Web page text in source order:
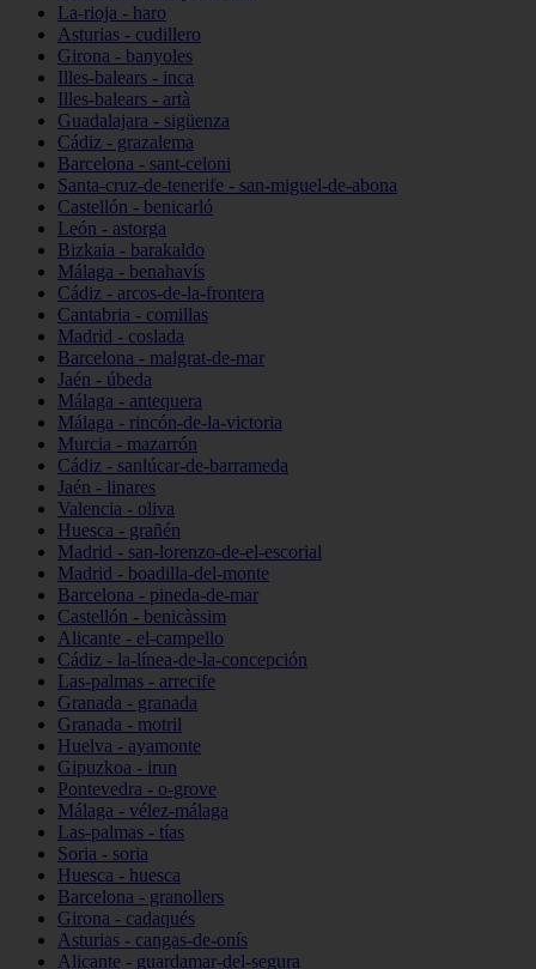
La-rioja - haro
Asturias - cudillero
Girona - banyoles
Illes-balears - inca
Illes-balears - artà
Guadalajara - sigüenza
Cádiz - grazalema
Barcelona - sant-celoni
Santa-cruz-de-tenerife - san-miguel-de-abona
Castellón - benicarló
León - astorga
Bizkaia - barakaldo
Málaga - benahavís
Cádiz - arcos-de-la-frontera
Cantabria - comillas
Madrid - coslada
Barcelona - malgrat-de-mar
Jaén - úbeda
Málaga - antequera
Málaga - rincón-de-la-victoria
Murcia - mazarrón
Cádiz - sanlúcar-de-barrameda
Jaén - linares
Valencia - oliva
Huesca - grañén
Madrid - san-lorenzo-de-el-escorial
Madrid - boadilla-del-monte
Barcelona - pineda-de-mar
Castellón - benicàssim
Alicante - el-campello
Cádiz - la-línea-de-la-concepción
Las-palmas - arrecife
Granada - granada
Granada - motril
Huelva - ayamonte
Gipuzkoa - irun
Pontevedra - o-grove
Málaga - vélez-málaga
Las-palmas - tías
Soria - soria
Huesca - huesca
Barcelona - granollers
Girona - cadaqués
Asturias - cangas-de-onís
Alicante - guardamar-del-segura